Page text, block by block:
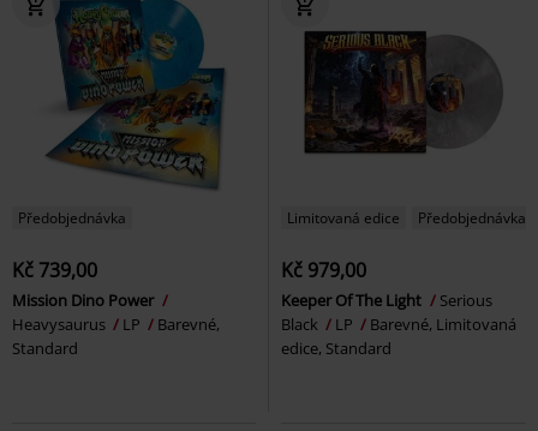
Předobjednávka
Kč 739,00
Mission Dino Power
Heavysaurus
LP
Barevné,
Standard
Limitovaná edice Předobjednávka
Kč 979,00
Keeper Of The Light
Serious
Black
LP
Barevné, Limitovaná
edice, Standard